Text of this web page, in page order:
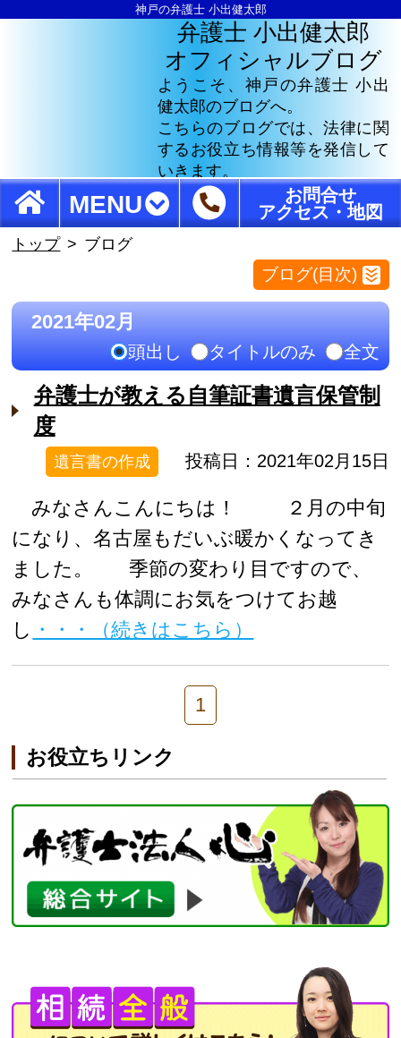
神戸の弁護士 小出健太郎
弁護士 小出健太郎
オフィシャルブログ
ようこそ、神戸の弁護士 小出
健太郎のブログへ。
こちらのブログでは、法律に関
するお役立ち情報等を発信して
いきます。
MENU
お問合せ
アクセス・地図
トップ ブログ
ブログ(目次)
2021年02月
頭出し タイトルのみ 全文
弁護士が教える自筆証書遺言保管制
度
遺言書の作成 投稿日：2021年02月15日
みなさんこんにちは！ ２月の中旬
になり、名古屋もだいぶ暖かくなってき
ました。 季節の変わり目ですので、
みなさんも体調にお気をつけてお越
し ・・・（続きはこちら）
1
お役立ちリンク